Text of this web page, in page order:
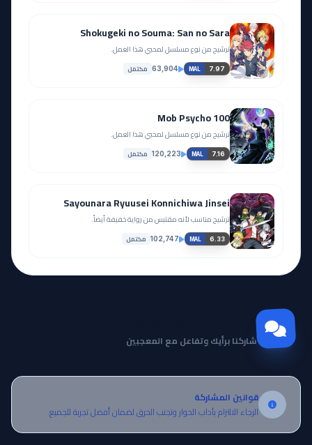
Shokugeki no Souma: San no Sara
ترشيح من نوع مسلسل لمحبي هذا العمل.
MAL 7.97
63,904 مكتمل
Mob Psycho 100
ترشيح من نوع مسلسل لمحبي هذا العمل.
MAL 7.16
120,223 مكتمل
Sayounara Ryuusei Konnichiwa Jinsei
ترشيح مناسب لأنه مقتبس من رواية خفيفة أيضاً.
MAL 6.33
102,747 مكتمل
مجتمع Otanyuu
شاركنا برأيك وتفاعل مع المعجبين
قوانين المشاركة
الرجاء الالتزام بآداب الحوار وتجنب الحرق لضمان أفضل تجربة للجميع.